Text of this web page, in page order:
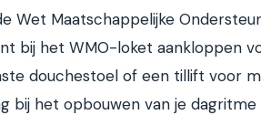
Wet Maatschappelijke
bij het WMO-loket aankloppen
douchestoel of een tillift voor
bij het opbouwen van je dagritme